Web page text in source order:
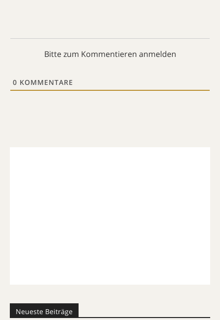
Bitte zum Kommentieren anmelden
0 KOMMENTARE
Neueste Beiträge